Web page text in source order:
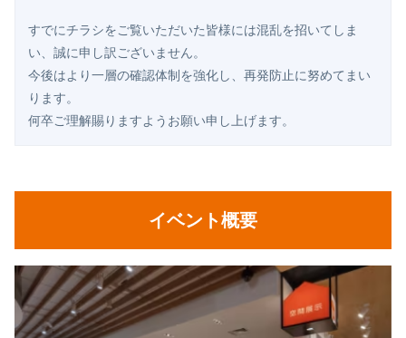
すでにチラシをご覧いただいた皆様には混乱を招いてしま
い、誠に申し訳ございません。
今後はより一層の確認体制を強化し、再発防止に努めてまい
ります。
何卒ご理解賜りますようお願い申し上げます。
イベント概要